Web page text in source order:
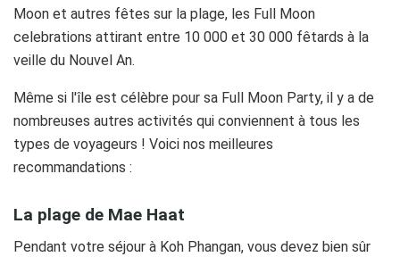
Moon et autres fêtes sur la plage, les Full Moon
celebrations attirant entre 10 000 et 30 000 fêtards à la
veille du Nouvel An.
Même si l'île est célèbre pour sa Full Moon Party, il y a de
nombreuses autres activités qui conviennent à tous les
types de voyageurs ! Voici nos meilleures
recommandations :
La plage de Mae Haat
Pendant votre séjour à Koh Phangan, vous devez bien sûr